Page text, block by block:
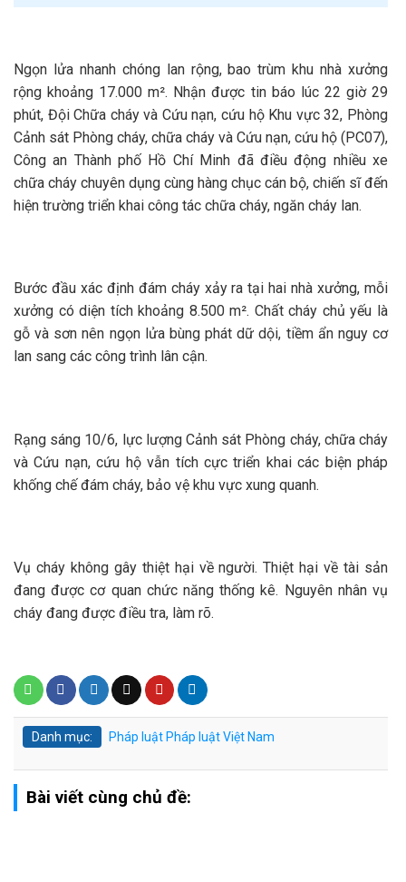
Ngọn lửa nhanh chóng lan rộng, bao trùm khu nhà xưởng
rộng khoảng 17.000 m². Nhận được tin báo lúc 22 giờ 29
phút, Đội Chữa cháy và Cứu nạn, cứu hộ Khu vực 32, Phòng
Cảnh sát Phòng cháy, chữa cháy và Cứu nạn, cứu hộ (PC07),
Công an Thành phố Hồ Chí Minh đã điều động nhiều xe
chữa cháy chuyên dụng cùng hàng chục cán bộ, chiến sĩ đến
hiện trường triển khai công tác chữa cháy, ngăn cháy lan.
Bước đầu xác định đám cháy xảy ra tại hai nhà xưởng, mỗi
xưởng có diện tích khoảng 8.500 m². Chất cháy chủ yếu là
gỗ và sơn nên ngọn lửa bùng phát dữ dội, tiềm ẩn nguy cơ
lan sang các công trình lân cận.
Rạng sáng 10/6, lực lượng Cảnh sát Phòng cháy, chữa cháy
và Cứu nạn, cứu hộ vẫn tích cực triển khai các biện pháp
khống chế đám cháy, bảo vệ khu vực xung quanh.
Vụ cháy không gây thiệt hại về người. Thiệt hại về tài sản
đang được cơ quan chức năng thống kê. Nguyên nhân vụ
cháy đang được điều tra, làm rõ.
Danh mục: Pháp luật Pháp luật Việt Nam
Bài viết cùng chủ đề: